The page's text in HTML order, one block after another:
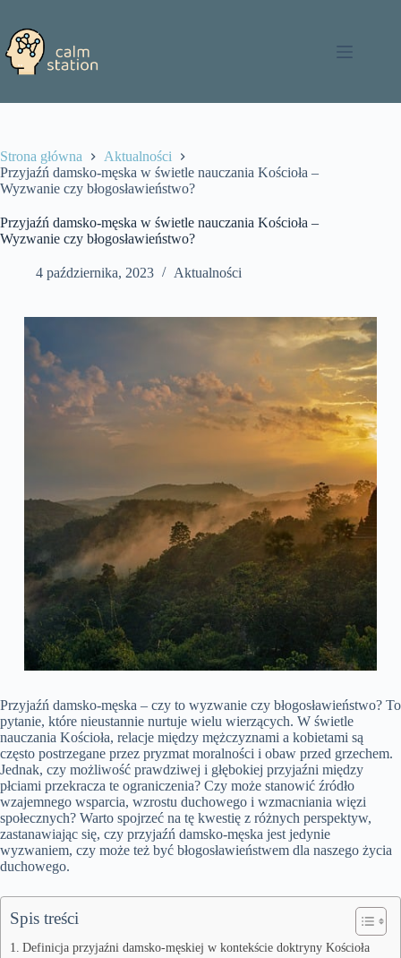
treści
Strona główna
Aktualności
Przyjaźń damsko-męska w świetle nauczania Kościoła –
Wyzwanie czy błogosławieństwo?
Przyjaźń damsko-męska w świetle nauczania Kościoła –
Wyzwanie czy błogosławieństwo?
4 października, 2023 Aktualności
Przyjaźń damsko-męska – czy to wyzwanie czy błogosławieństwo? To
pytanie, które nieustannie nurtuje wielu wierzących. W świetle
nauczania Kościoła, relacje między mężczyznami a kobietami są
często postrzegane przez pryzmat moralności i obaw przed grzechem.
Jednak, czy możliwość prawdziwej i głębokiej przyjaźni między
płciami przekracza te ograniczenia? Czy może stanowić źródło
wzajemnego wsparcia, wzrostu duchowego i wzmacniania więzi
społecznych? Warto spojrzeć na tę kwestię z różnych perspektyw,
zastanawiając się, czy przyjaźń damsko-męska jest jedynie
wyzwaniem, czy może też być błogosławieństwem dla naszego życia
duchowego.
Spis treści
Definicja przyjaźni damsko-męskiej w kontekście doktryny Kościoła